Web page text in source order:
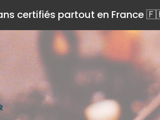
certifiés partout en France